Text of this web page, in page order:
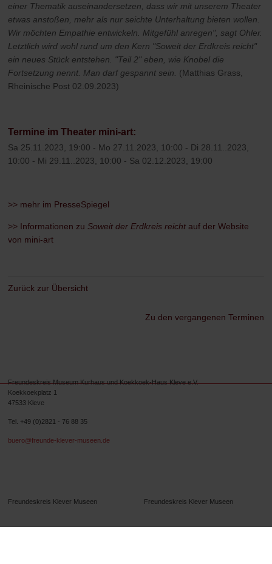
einer Thematik auseinandersetzen, dass wir mit unserem Theater
etwas anstoßen, mehr als nur seichte Unterhaltung bieten wollen.
Wir möchten Empathie entwickeln. Mitgefühl anregen", sagt Ohler.
Letztlich wird wohl rund um den Kern "Soweit der Erdkreis reicht"
ein neues Stück entstehen. "Teil 2" eben, wie Knobel die
Fortsetzung nennt. Man darf gespannt sein. (Matthias Grass,
Rheinische Post 02.09.2023)
Termine im Theater mini-art:
Sa 25.11.2023, 19:00 - Mo 27.11.2023, 10:00 - Di 28.11..2023,
10:00 - Mi 29.11..2023, 10:00 - Sa 02.12.2023, 19:00
>> mehr im PresseSpiegel
>> Informationen zu Soweit der Erdkreis reicht auf der Website
von mini-art
Zurück zur Übersicht
Zu den vergangenen Terminen
Freundeskreis Museum Kurhaus und Koekkoek-Haus Kleve e.V.
Koekkoekplatz 1
47533 Kleve
Tel. +49 (0)2821 - 76 88 35
buero@freunde-klever-museen.de
Freundeskreis Klever Museen Freundeskreis Klever Museen